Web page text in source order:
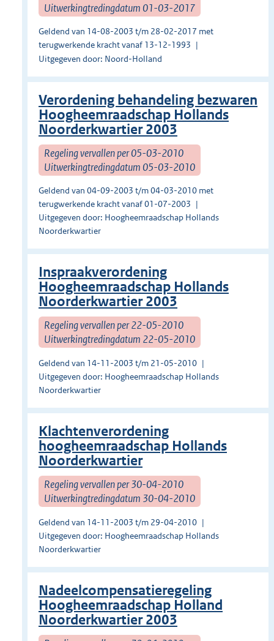
Uitwerkingtredingdatum 01-03-2017
Geldend van 14-08-2003 t/m 28-02-2017 met
terugwerkende kracht vanaf 13-12-1993
Uitgegeven door: Noord-Holland
Verordening behandeling bezwaren
Hoogheemraadschap Hollands
Noorderkwartier 2003
Regeling vervallen per 05-03-2010
Uitwerkingtredingdatum 05-03-2010
Geldend van 04-09-2003 t/m 04-03-2010 met
terugwerkende kracht vanaf 01-07-2003
Uitgegeven door: Hoogheemraadschap Hollands
Noorderkwartier
Inspraakverordening
Hoogheemraadschap Hollands
Noorderkwartier 2003
Regeling vervallen per 22-05-2010
Uitwerkingtredingdatum 22-05-2010
Geldend van 14-11-2003 t/m 21-05-2010
Uitgegeven door: Hoogheemraadschap Hollands
Noorderkwartier
Klachtenverordening
hoogheemraadschap Hollands
Noorderkwartier
Regeling vervallen per 30-04-2010
Uitwerkingtredingdatum 30-04-2010
Geldend van 14-11-2003 t/m 29-04-2010
Uitgegeven door: Hoogheemraadschap Hollands
Noorderkwartier
Nadeelcompensatieregeling
Hoogheemraadschap Holland
Noorderkwartier 2003